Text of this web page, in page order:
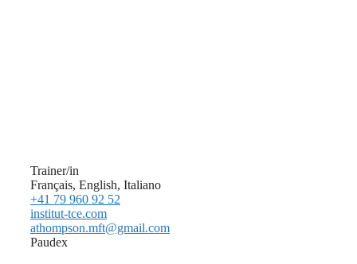
Trainer/in
Français, English, Italiano
+41 79 960 92 52
institut-tce.com
athompson.mft@gmail.com
Paudex